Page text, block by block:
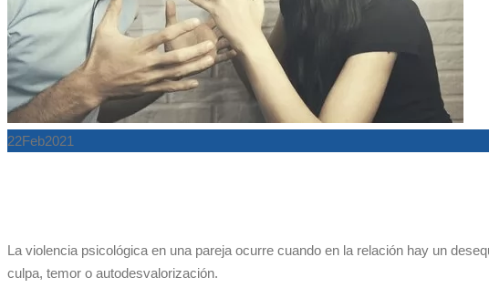
22Feb2021
La violencia psicológica en una pareja ocurre cuando en la relación hay un
culpa, temor o autodesvalorización.